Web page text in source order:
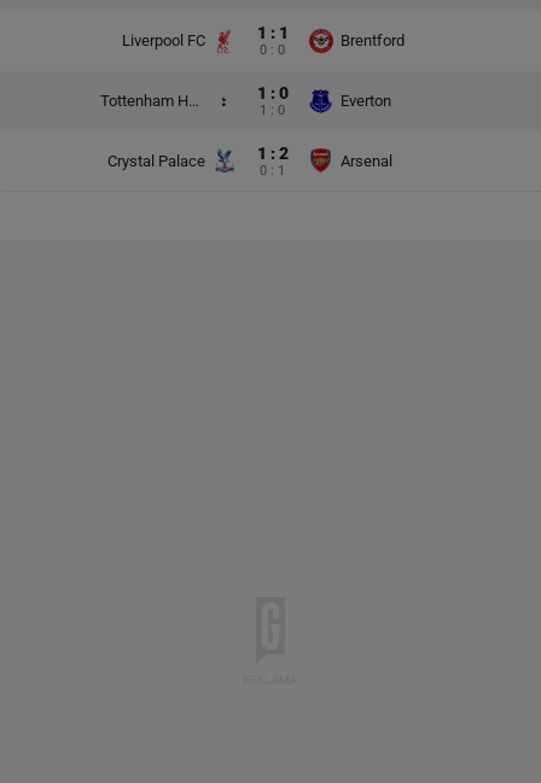
Liverpool FC 1 : 1
0 : 0
Brentford
Tottenham Hotspur 1 : 0
1 : 0
Everton
Crystal Palace 1 : 2
0 : 1
Arsenal